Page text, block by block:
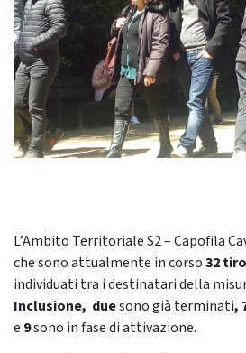
L’Ambito Territoriale S2 – Capofila
che sono attualmente in corso32
individuati tra i destinatari della
Inclusione, duesono già terminati,
e 9sono in fase di attivazione.